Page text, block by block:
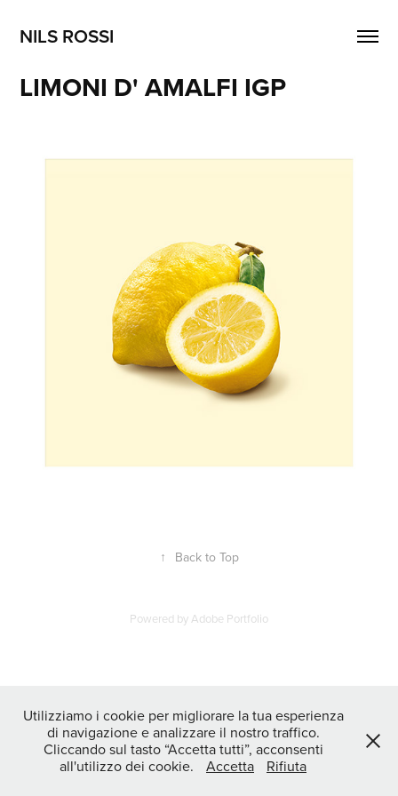
NILS ROSSI
LIMONI D' AMALFI IGP
↑ Back to Top
Powered byAdobe Portfolio
Utilizziamo i cookie per migliorare la tua esperienza
di navigazione e analizzare il nostro traffico.
Cliccando sul tasto “Accetta tutti”, acconsenti
all'utilizzo dei cookie.
Accetta Rifiuta